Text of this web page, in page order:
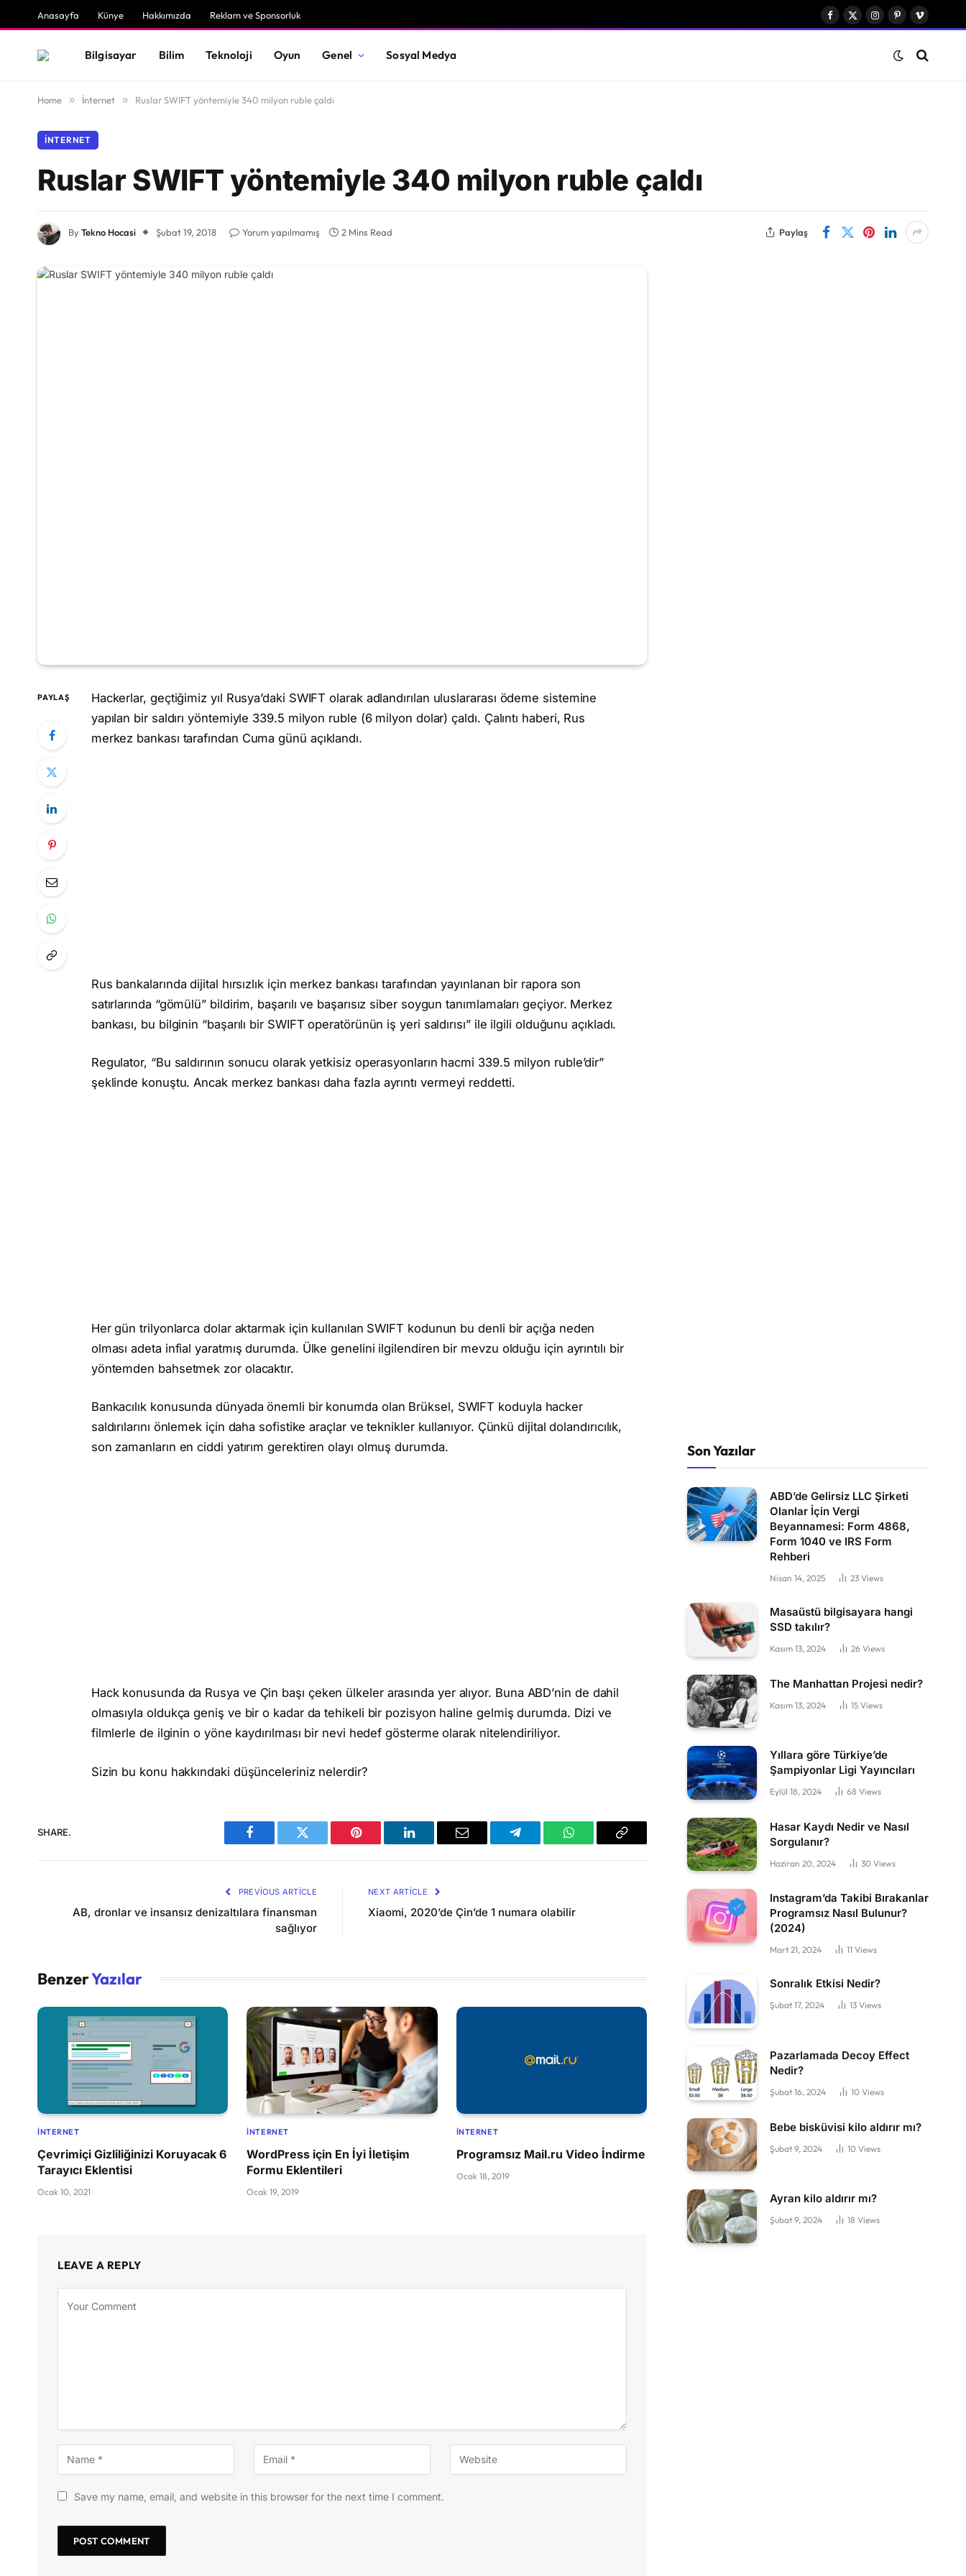
Anasayfa Künye Hakkımızda Reklam ve Sponsorluk
Facebook
X
Instagram
Pinterest
Vimeo
Bilgisayar Bilim Teknoloji Oyun Genel Sosyal Medya
Home » İnternet » Ruslar SWIFT yöntemiyle 340 milyon ruble çaldı
İNTERNET
Ruslar SWIFT yöntemiyle 340 milyon ruble çaldı
ByTekno Hocasi Şubat 19, 2018 Yorum yapılmamış 2 Mins Read Paylaş
PAYLAŞ
Hackerlar, geçtiğimiz yıl Rusya’daki SWIFT olarak adlandırılan uluslararası ödeme sistemine
yapılan bir saldırı yöntemiyle 339.5 milyon ruble (6 milyon dolar) çaldı. Çalıntı haberi, Rus
merkez bankası tarafından Cuma günü açıklandı.
Rus bankalarında dijital hırsızlık için merkez bankası tarafından yayınlanan bir rapora son
satırlarında “gömülü” bildirim, başarılı ve başarısız siber soygun tanımlamaları geçiyor. Merkez
bankası, bu bilginin “başarılı bir SWIFT operatörünün iş yeri saldırısı” ile ilgili olduğunu açıkladı.
Regulator, “Bu saldırının sonucu olarak yetkisiz operasyonların hacmi 339.5 milyon ruble’dir”
şeklinde konuştu. Ancak merkez bankası daha fazla ayrıntı vermeyi reddetti.
Her gün trilyonlarca dolar aktarmak için kullanılan SWIFT kodunun bu denli bir açığa neden
olması adeta infial yaratmış durumda. Ülke genelini ilgilendiren bir mevzu olduğu için ayrıntılı bir
yöntemden bahsetmek zor olacaktır.
Bankacılık konusunda dünyada önemli bir konumda olan Brüksel, SWIFT koduyla hacker
saldırılarını önlemek için daha sofistike araçlar ve teknikler kullanıyor. Çünkü dijital dolandırıcılık,
son zamanların en ciddi yatırım gerektiren olayı olmuş durumda.
Hack konusunda da Rusya ve Çin başı çeken ülkeler arasında yer alıyor. Buna ABD’nin de dahil
olmasıyla oldukça geniş ve bir o kadar da tehikeli bir pozisyon haline gelmiş durumda. Dizi ve
filmlerle de ilginin o yöne kaydırılması bir nevi hedef gösterme olarak nitelendiriliyor.
Sizin bu konu hakkındaki düşünceleriniz nelerdir?
SHARE.
Facebook Twitter Pinterest LinkedIn Email Telegram WhatsAppCopy
PREVIOUS ARTICLE
AB, dronlar ve insansız denizaltılara finansman
sağlıyor
NEXT ARTICLE
Xiaomi, 2020’de Çin’de 1 numara olabilir
BenzerYazılar
İNTERNET
Çevrimiçi Gizliliğinizi Koruyacak 6
Tarayıcı Eklentisi
Ocak 10, 2021
İNTERNET
WordPress için En İyi İletişim
Formu Eklentileri
Ocak 19, 2019
İNTERNET
Programsız Mail.ru Video İndirme
Ocak 18, 2019
LEAVE A REPLY
Save my name, email, and website in this browser for the next time I comment.
Son Yazılar
ABD’de Gelirsiz LLC Şirketi
Olanlar İçin Vergi
Beyannamesi: Form 4868,
Form 1040 ve IRS Form
Rehberi
Nisan 14, 2025 23 Views
Masaüstü bilgisayara hangi
SSD takılır?
Kasım 13, 2024 26 Views
The Manhattan Projesi nedir?
Kasım 13, 2024 15 Views
Yıllara göre Türkiye’de
Şampiyonlar Ligi Yayıncıları
Eylül 18, 2024 68 Views
Hasar Kaydı Nedir ve Nasıl
Sorgulanır?
Haziran 20, 2024 30 Views
Instagram’da Takibi Bırakanlar
Programsız Nasıl Bulunur?
(2024)
Mart 21, 2024 11 Views
Sonralık Etkisi Nedir?
Şubat 17, 2024 13 Views
Pazarlamada Decoy Effect
Nedir?
Şubat 16, 2024 10 Views
Bebe bisküvisi kilo aldırır mı?
Şubat 9, 2024 10 Views
Ayran kilo aldırır mı?
Şubat 9, 2024 18 Views